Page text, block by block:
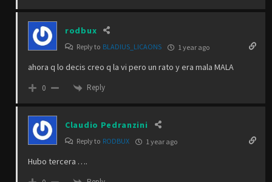
rodbux
Reply to BLADIUS_LICAONS 1 year ago
ahora q lo decis creo q la vi pero un rato y era mala MALA
0 Reply
Claudio Pedranzini
Reply to RODBUX 1 year ago
Hubo tercera ….